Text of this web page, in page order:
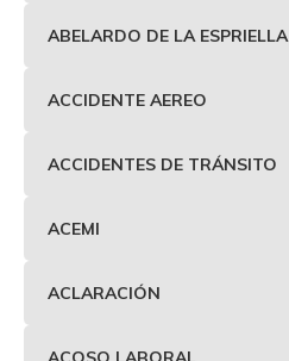
ABELARDO DE LA ESPRIELLA
ACCIDENTE AEREO
ACCIDENTES DE TRÁNSITO
ACEMI
ACLARACIÓN